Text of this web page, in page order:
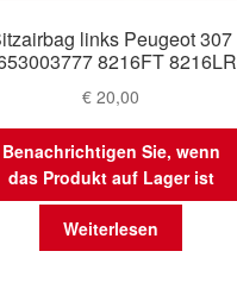
links Peugeot 307
8216FT 8216LR
€ 20,00
Benachrichtigen Sie, wenn
das Produkt auf Lager ist
Weiterlesen